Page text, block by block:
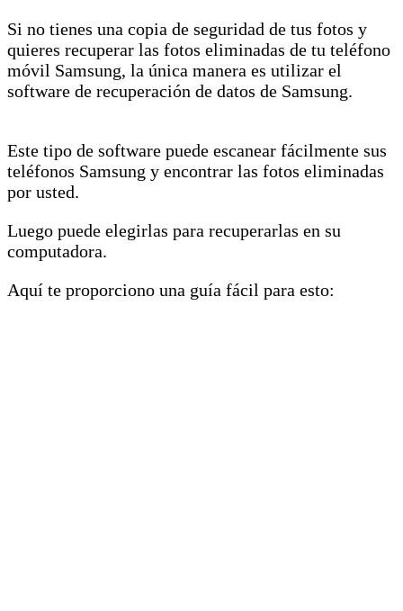
Si no tienes una copia de seguridad de tus fotos y
quieres recuperar las fotos eliminadas de tu teléfono
móvil Samsung, la única manera es utilizar el
software de recuperación de datos de Samsung.
Este tipo de software puede escanear fácilmente sus
teléfonos Samsung y encontrar las fotos eliminadas
por usted.
Luego puede elegirlas para recuperarlas en su
computadora.
Aquí te proporciono una guía fácil para esto: